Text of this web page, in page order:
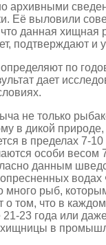
архивными
Её выловили
данная хищная
подтверждают и
по
дает
не только
в дикой
в пределах 7-10
особи весом
данным
водах
много рыб,
о том, что в
23 года или
хищницы в